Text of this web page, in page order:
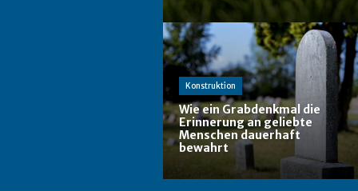
Konstruktion
Wie ein Grabdenkmal die
Erinnerung an geliebte
Menschen dauerhaft
bewahrt